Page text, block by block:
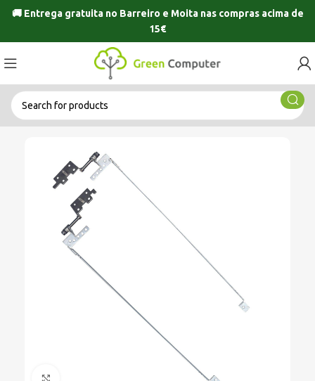
🚚 Entrega gratuita no Barreiro e Moitanas compras acima de
15€